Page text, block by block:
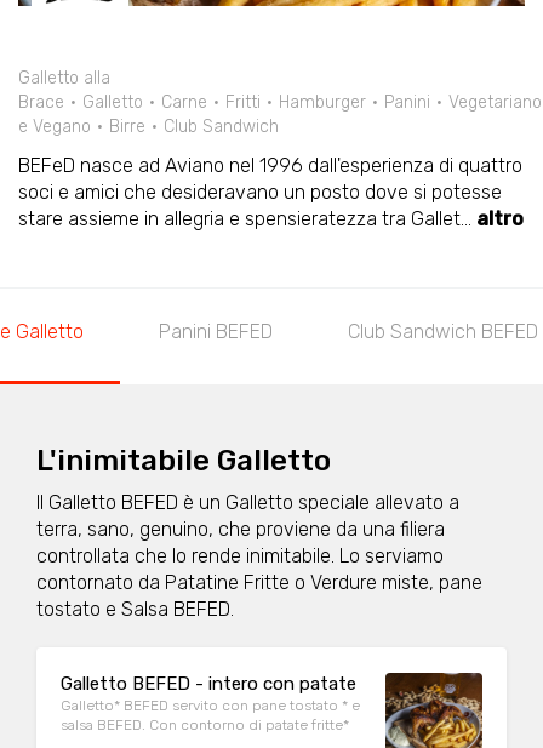
Galletto alla
Brace
Galletto Carne Fritti Hamburger Panini
Vegetariano
e Vegano
Birre Club Sandwich
BEFeD nasce ad Aviano nel 1996 dall'esperienza di quattro
soci e amici che desideravano un posto dove si potesse
stare assieme in allegria e spensieratezza tra Gallet... altro
Galletto Panini BEFED Club Sandwich BEFED
L'inimitabile Galletto
Il Galletto BEFED è un Galletto speciale allevato a
terra, sano, genuino, che proviene da una filiera
controllata che lo rende inimitabile. Lo serviamo
contornato da Patatine Fritte o Verdure miste, pane
tostato e Salsa BEFED.
Galletto BEFED - intero con patate
Galletto* BEFED servito con pane tostato * e
salsa BEFED. Con contorno di patate fritte*